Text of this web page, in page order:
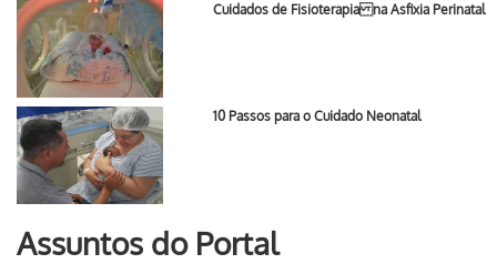
Cuidados de Fisioterapia na Asfixia Perinatal
10 Passos para o Cuidado Neonatal
Assuntos do Portal